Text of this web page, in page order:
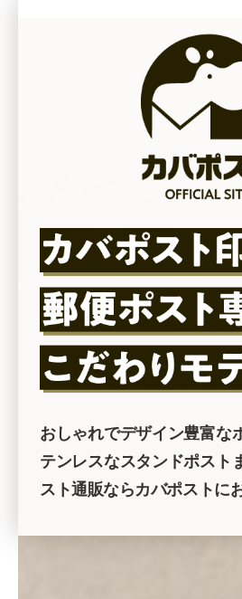
おしゃれでデザイン豊富な
テンレスなスタンドポスト
スト通販ならカバポストに